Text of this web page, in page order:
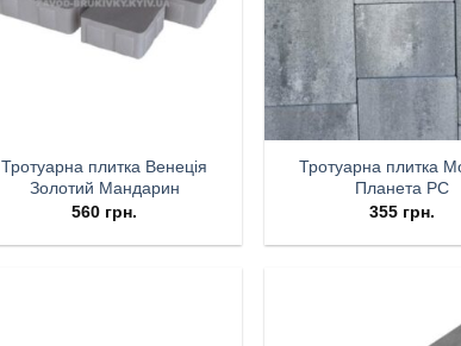
Тротуарна плитка Венеція
Золотий Мандарин
560 грн.
Тротуарна плитка
Планета РС
355 грн.